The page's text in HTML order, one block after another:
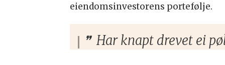
eiendomsinvestorens portefølje.
Har knapt drevet ei